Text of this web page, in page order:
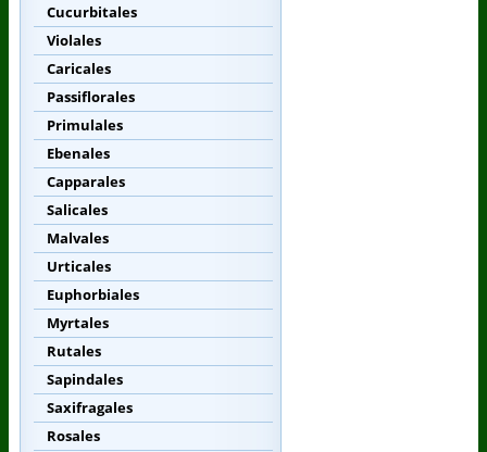
Cucurbitales
Violales
Caricales
Passiflorales
Primulales
Ebenales
Capparales
Salicales
Malvales
Urticales
Euphorbiales
Myrtales
Rutales
Sapindales
Saxifragales
Rosales